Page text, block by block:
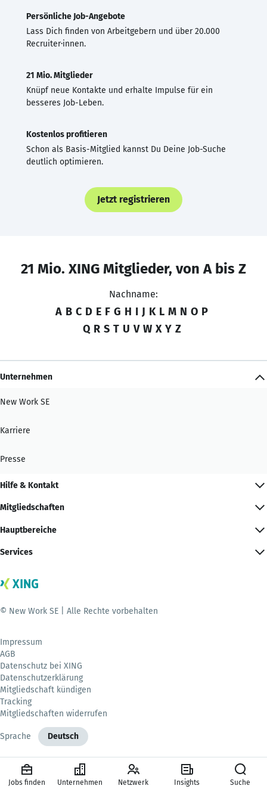
Persönliche Job-Angebote
Lass Dich finden von Arbeitgebern und über 20.000
Recruiter·innen.
21 Mio. Mitglieder
Knüpf neue Kontakte und erhalte Impulse für ein
besseres Job-Leben.
Kostenlos profitieren
Schon als Basis-Mitglied kannst Du Deine Job-Suche
deutlich optimieren.
Jetzt registrieren
21 Mio. XING Mitglieder, von A bis Z
Nachname:
A B C D E F G H I J K L M N O P
Q R S T U V W X Y Z
Unternehmen
New Work SE
Karriere
Presse
Hilfe & Kontakt
Mitgliedschaften
Hauptbereiche
Services
© New Work SE | Alle Rechte vorbehalten
Impressum
AGB
Datenschutz bei XING
Datenschutzerklärung
Mitgliedschaft kündigen
Tracking
Mitgliedschaften widerrufen
Sprache Deutsch
Jobs finden Unternehmen Netzwerk Insights Suche